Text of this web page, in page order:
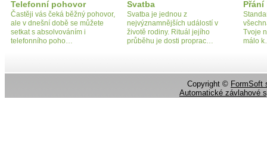
Telefonní pohovor
Častěji vás čeká běžný pohovor,
ale v dnešní době se můžete
setkat s absolvováním i
telefonního poho…
Svatba
Svatba je jednou z
nejvýznamnějších událostí v
životě rodiny. Rituál jejího
průběhu je dosti proprac…
Přání
Tvoje
málo
Copyright © FormSoft
Automatické závlahové